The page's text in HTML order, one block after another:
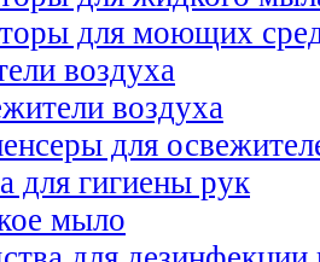
для моющих
воздуха
воздуха
для
для гигиены рук
мыло